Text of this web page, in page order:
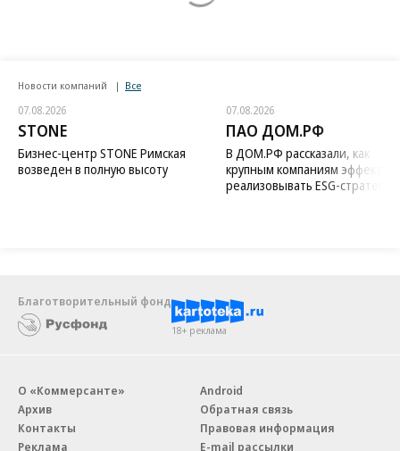
Новости компаний Все
07.08.2026
STONE
Бизнес-центр STONE Римская
возведен в полную высоту
07.08.2026
ПАО ДОМ.РФ
В ДОМ.РФ рассказали, как
крупным компаниям
реализовывать ESG-стратегию
Благотворительный фонд
18+ реклама
О «Коммерсанте»
Архив
Контакты
Реклама
Android
Обратная связь
Правовая информация
E-mail рассылки